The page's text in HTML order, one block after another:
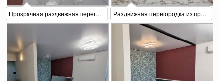
Прозрачная раздвижная перегородка для зонирования Раздвижная перегородка из прозрачного стекла